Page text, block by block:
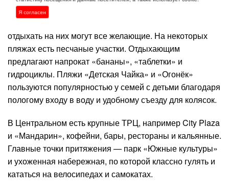
отдыхать на них могут все желающие. На некоторых
пляжах есть песчаные участки. Отдыхающим
предлагают напрокат «бананы», «таблетки» и
гидроциклы. Пляжи «Детская Чайка» и «Огонёк»
пользуются популярностью у семей с детьми благодаря
пологому входу в воду и удобному съезду для колясок.
В Центральном есть крупные ТРЦ, например City Plaza
и «Мандарин», кофейни, бары, рестораны и кальянные.
Главные точки притяжения — парк «Южные культуры»
и ухоженная набережная, по которой классно гулять и
кататься на велосипедах и самокатах.
Я согласен